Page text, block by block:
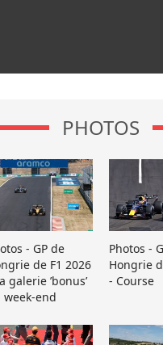
PHOTOS
- GP de
de F1 2026
galerie ’bonus’
week-end
Photos -
Hongrie
- Course